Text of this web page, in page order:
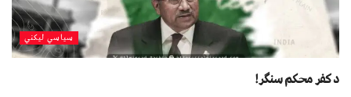
سیاسي لیکني
د کفر محکم سنګر!